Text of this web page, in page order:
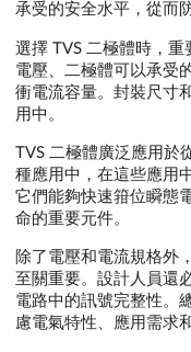
承受的安全水平，從而
選擇 TVS 二極體時，
電壓、二極體可以承受
衝電流容量。封裝尺寸
用中。
TVS 二極體廣泛應用於
種應用中，在這些應用
它們能夠快速箝位瞬態
命的重要元件。
除了電壓和電流規格外
至關重要。設計人員還
電路中的訊號完整性。
慮電氣特性、應用需求